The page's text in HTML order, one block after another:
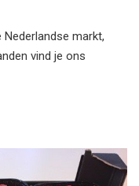
markt,
vind je ons